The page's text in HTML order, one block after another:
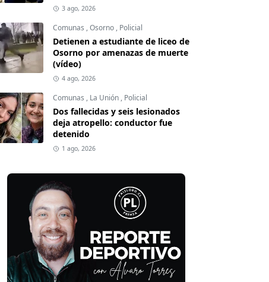
3 ago, 2026
Comunas ,Osorno , Policial
Detienen a estudiante de liceo de
Osorno por amenazas de muerte
(vídeo)
4 ago, 2026
Comunas , La Unión , Policial
Dos fallecidas y seis lesionados
deja atropello: conductor fue
detenido
1 ago, 2026